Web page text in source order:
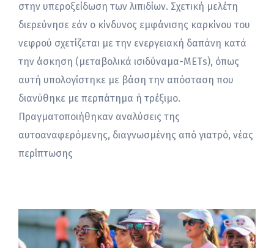
στην υπεροξείδωση των λιπιδίων. Σχετική μελέτη
διερεύνησε εάν ο κίνδυνος εμφάνισης καρκίνου του
νεφρού σχετίζεται με την ενεργειακή δαπάνη κατά
την άσκηση (μεταβολικά ισιδύναμα-ΜΕΤs), όπως
αυτή υπολογίστηκε με βάση την απόσταση που
διανύθηκε με περπάτημα ή τρέξιμο.
Πραγματοποιήθηκαν αναλύσεις της
αυτοαναφερόμενης, διαγνωσμένης από γιατρό, νέας
περίπτωσης